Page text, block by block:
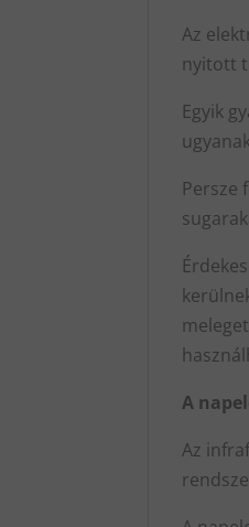
Az
nyitott
Egyik
Persze
A
Az